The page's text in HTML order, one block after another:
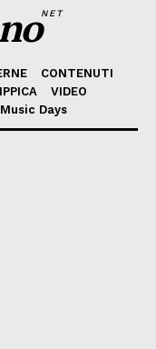
NET
CONTENUTI
IPPICA
VIDEO
Days